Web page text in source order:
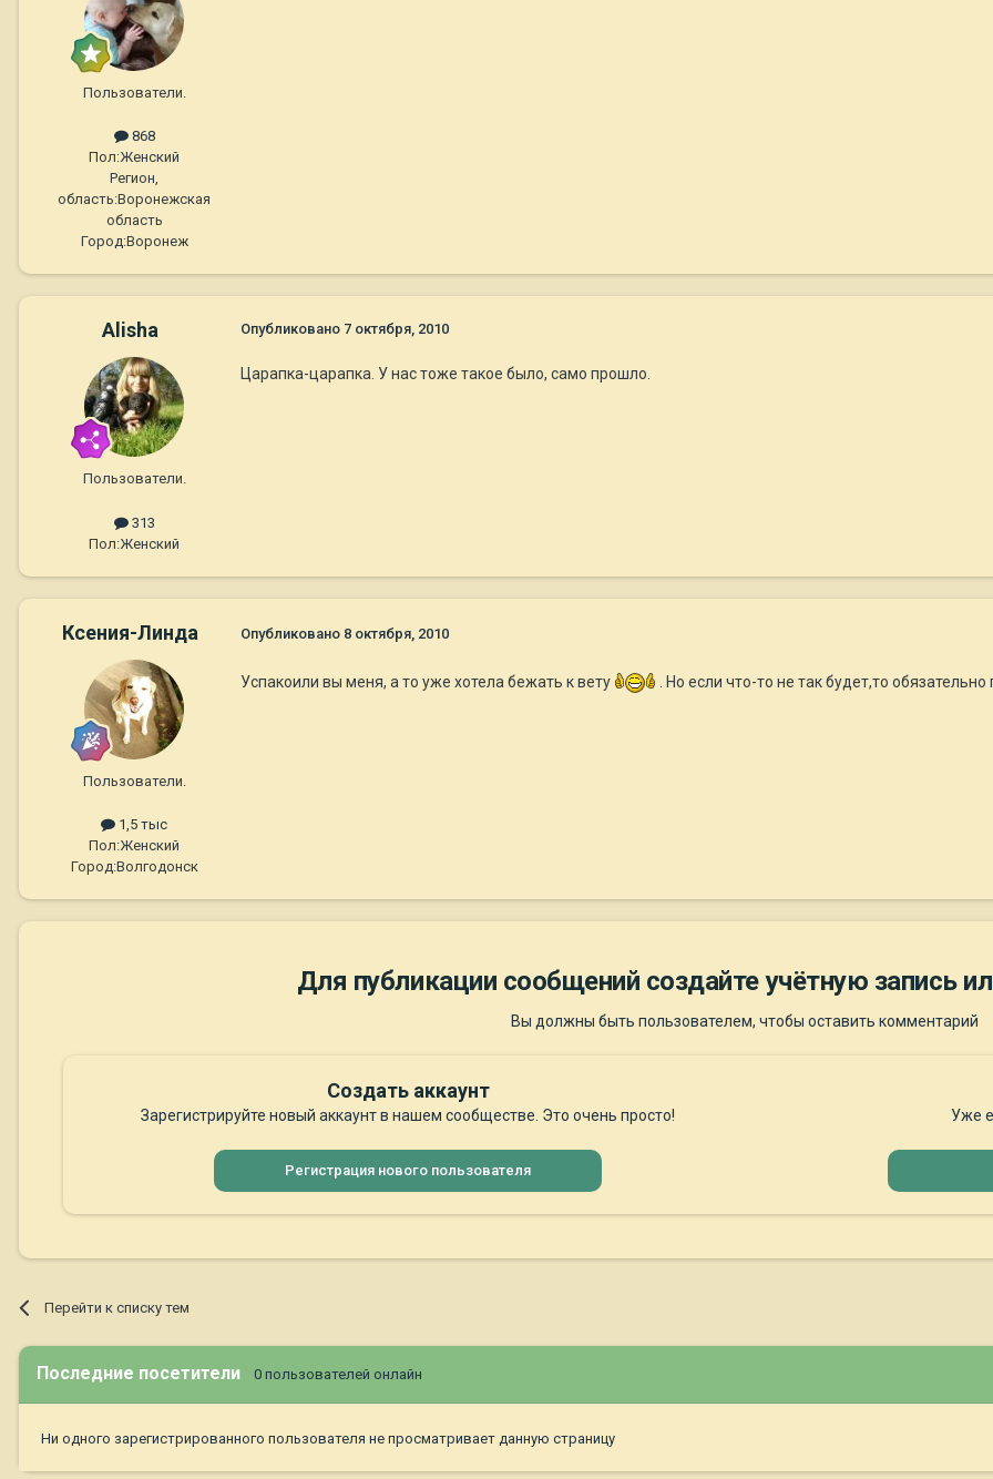
Пользователи.
868
Пол:Женский
Регион,
область:Воронежская
область
Город:Воронеж
Alisha
Пользователи.
313
Пол:Женский
Опубликовано 7 октября, 2010
Царапка-царапка. У нас тоже такое было, само прошло.
Ксения-Линда
Пользователи.
1,5 тыс
Пол:Женский
Город:Волгодонск
Опубликовано 8 октября, 2010
Успакоили вы меня, а то уже хотела бежать к вету . Но если что-то не так будет,то
Для публикации сообщений создайте учётную запись
Вы должны быть пользователем, чтобы оставить комментарий
Создать аккаунт
Зарегистрируйте новый аккаунт в нашем сообществе. Это очень просто!
Регистрация нового пользователя
Уже
Перейти к списку тем
Последние посетители 0 пользователей онлайн
Ни одного зарегистрированного пользователя не просматривает данную страницу